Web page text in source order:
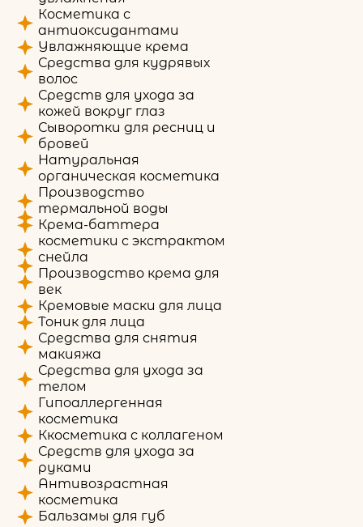
Косметика с
антиоксидантами
Увлажняющие крема
Средства для кудрявых
волос
Средств для ухода за
кожей вокруг глаз
Сыворотки для ресниц и
бровей
Натуральная
органическая косметика
Производство
термальной воды
Крема-баттера
косметики с экстрактом
снейла
Производство крема для
век
Кремовые маски для лица
Тоник для лица
Средства для снятия
макияжа
Средства для ухода за
телом
Гипоаллергенная
косметика
Ккосметика с коллагеном
Средств для ухода за
руками
Антивозрастная
косметика
Бальзамы для губ